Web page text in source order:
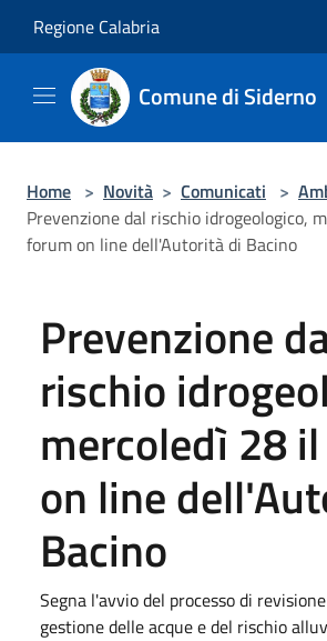
Regione Calabria
Comune di Siderno
Home > Novità > Comunicati >
Prevenzione dal rischio idrogeologico,
forum on line dell'Autorità di Bacino
Prevenzione
rischio
mercoledì 28
on line
Bacino
Segna l'avvio del processo di
gestione delle acque e del rischio